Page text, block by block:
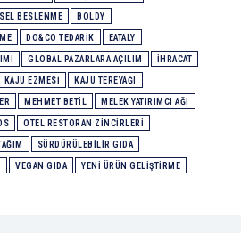
BESLENME BOLDY
DO&CO TEDARIK EATALY
GLOBAL PAZARLARA AÇILIM IHRACAT
KAJU EZMESI KAJU TEREYAĞI
MEHMET BETIL MELEK YATIRIMCI AĞI
OTEL RESTORAN ZINCIRLERI
SÜRDÜRÜLEBILIR GIDA
VEGAN GIDA YENI ÜRÜN GELIŞTIRME